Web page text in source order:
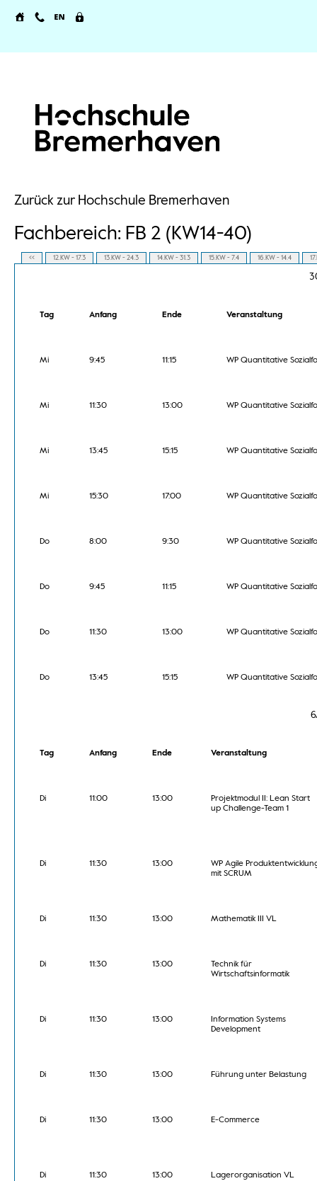
Zurück zur Hochschule Bremerhaven
Fachbereich: FB 2 (KW14-40)
<< 12.KW - 17.3 13.KW - 24.3 14.KW - 31.3 15.KW - 7.4 16.KW - 14.4
Tag Anfang Ende Veranstaltung
Mi 9:45 11:15 WP Quantitative
Mi 11:30 13:00 WP Quantitative
Mi 13:45 15:15 WP Quantitative
Mi 15:30 17:00 WP Quantitative
Do 8:00 9:30 WP Quantitative
Do 9:45 11:15 WP Quantitative
Do 11:30 13:00 WP Quantitative
Do 13:45 15:15 WP Quantitative
Tag Anfang Ende Veranstaltung
Di 11:00 13:00
Projektmodul II: Lean Start
up Challenge-Team 1
Di 11:30 13:00
WP Agile
mit SCRUM
Di 11:30 13:00 Mathematik III VL
Di 11:30 13:00
Technik für
Wirtschaftsinformatik
Di 11:30 13:00
Information Systems
Development
Di 11:30 13:00 Führung unter Belastung
Di 11:30 13:00 E-Commerce
Di 11:30 13:00 Lagerorganisation VL